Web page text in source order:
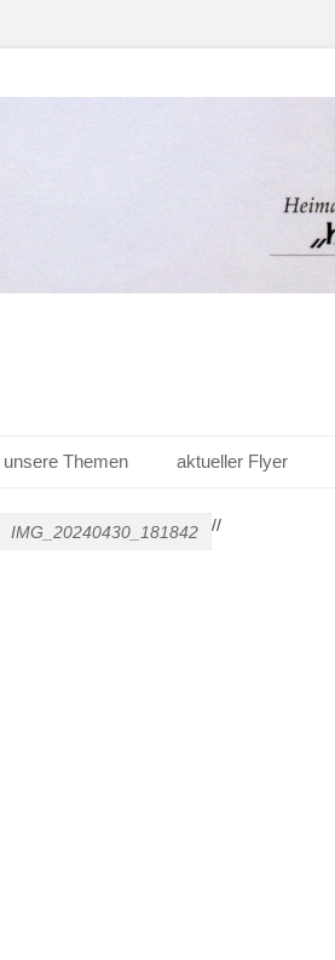
e.V.
unsere Themen aktueller Flyer
//
IMG_20240430_181842